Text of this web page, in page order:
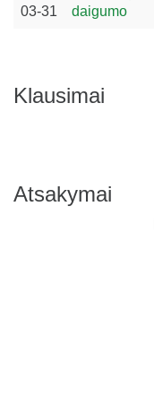
03-31
daigumo
Klausimai
Atsakymai